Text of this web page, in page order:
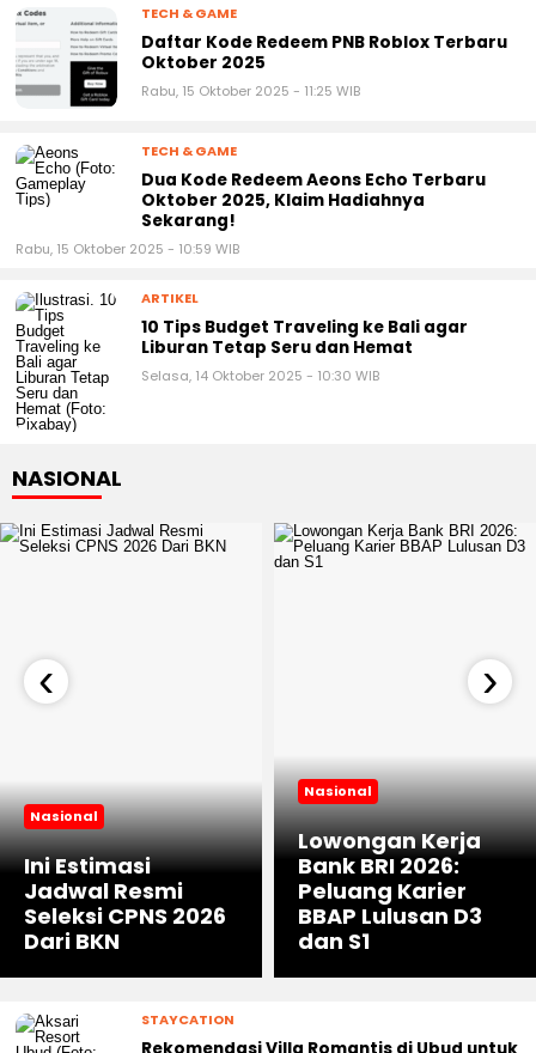
Daftar Kode Redeem PNB Roblox Terbaru
Oktober 2025
Rabu, 15 Oktober 2025 - 11:25 WIB
Dua Kode Redeem Aeons Echo Terbaru
Oktober 2025, Klaim Hadiahnya
Sekarang!
Rabu, 15 Oktober 2025 - 10:59 WIB
10 Tips Budget Traveling ke Bali agar
Liburan Tetap Seru dan Hemat
Selasa, 14 Oktober 2025 - 10:30 WIB
Nasional
Ini Estimasi
Jadwal Resmi
Seleksi CPNS 2026
Dari BKN
Nasional
Lowongan Kerja
Bank BRI 2026:
Peluang Karier
BBAP Lulusan D3
dan S1
‹ ›
Rekomendasi Villa Romantis di Ubud untuk
Liburan Nyaman dan Tak Terlupakan